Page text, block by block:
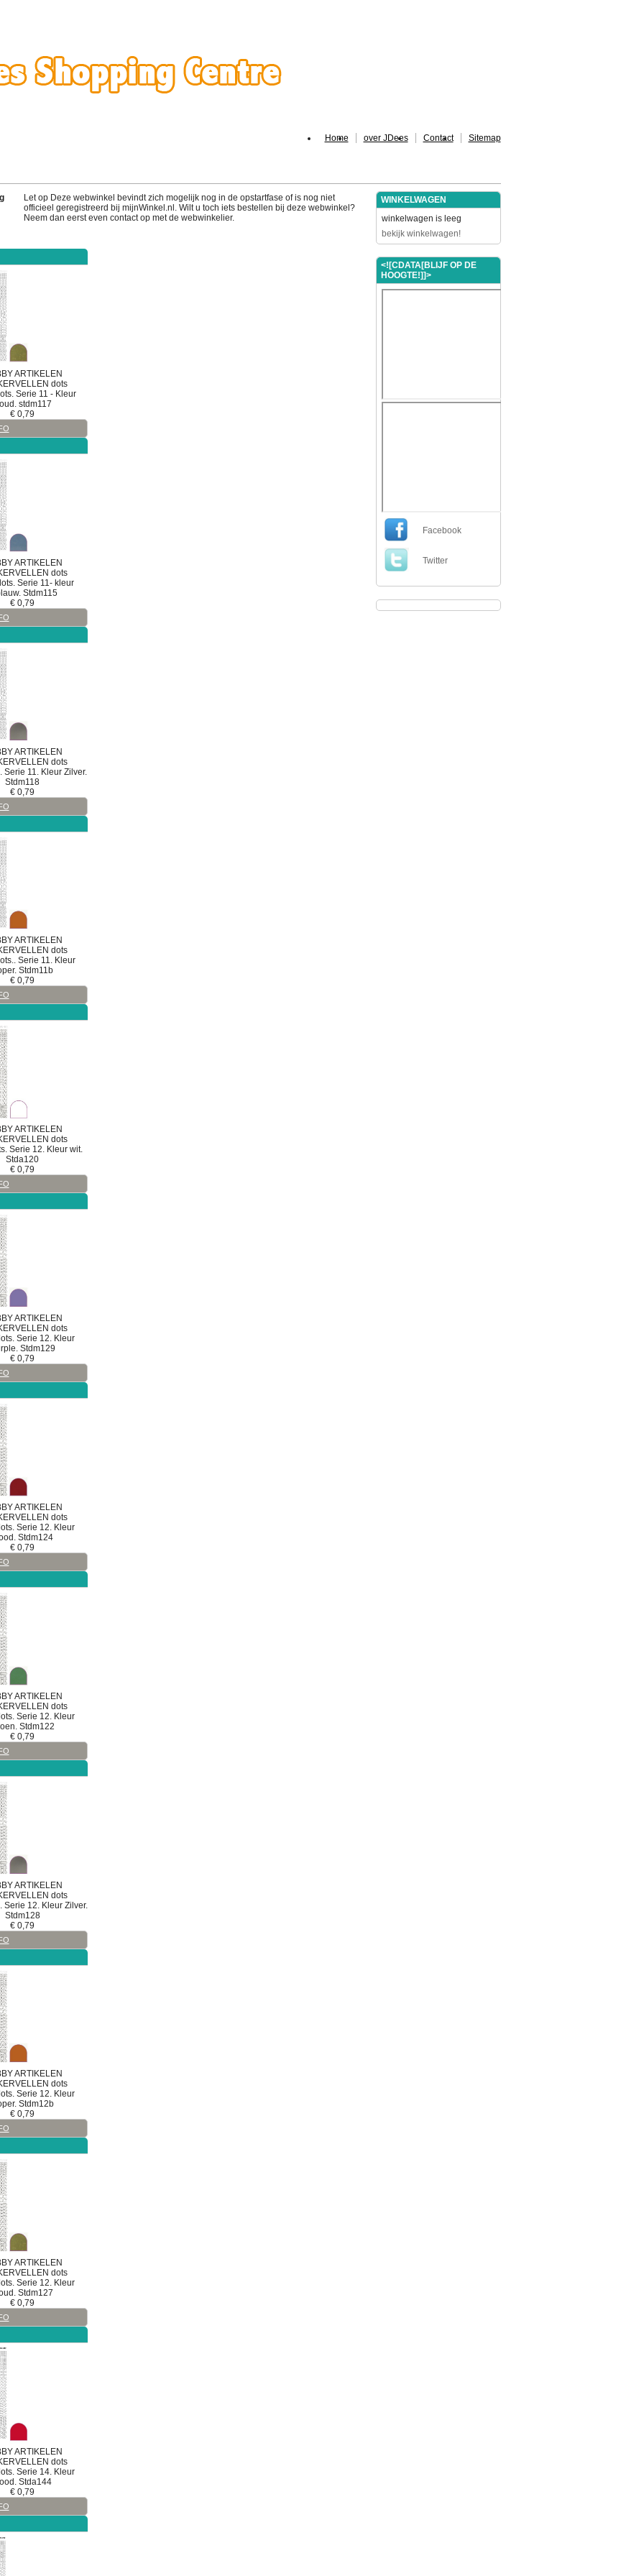
Home over JDees Contact Sitemap
Let op Deze webwinkel bevindt zich mogelijk nog in de opstartfase of is nog niet
officieel geregistreerd bij mijnWinkel.nl. Wilt u toch iets bestellen bij deze webwinkel?
Neem dan eerst even contact op met de webwinkelier.
ARTIKELEN
dots
Serie 11 - Kleur
stdm117
€0,79
ARTIKELEN
dots
Serie 11- kleur
Stdm115
€0,79
ARTIKELEN
dots
Serie 11. Kleur Zilver.
Stdm118
€0,79
ARTIKELEN
dots
Serie 11. Kleur
Stdm11b
€0,79
ARTIKELEN
dots
Serie 12. Kleur wit.
Stda120
€0,79
ARTIKELEN
dots
Serie 12. Kleur
Stdm129
€0,79
ARTIKELEN
dots
Serie 12. Kleur
Stdm124
€0,79
ARTIKELEN
dots
Serie 12. Kleur
Stdm122
€0,79
ARTIKELEN
dots
Serie 12. Kleur Zilver.
Stdm128
€0,79
ARTIKELEN
dots
Serie 12. Kleur
Stdm12b
€0,79
ARTIKELEN
dots
Serie 12. Kleur
Stdm127
€0,79
ARTIKELEN
dots
Serie 14. Kleur
Stda144
€0,79
WINKELWAGEN
winkelwagen is leeg
bekijk winkelwagen!
<![CDATA[BLIJF OP DE
HOOGTE!]]>
Facebook
Twitter